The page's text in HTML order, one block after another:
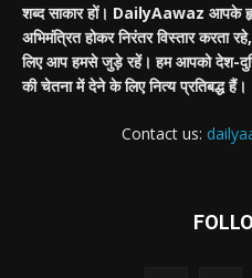
शब्द साकार हों। DailyAawaz आपके
अभिमंत्रित होकर निरंतर विस्तार करता
लिए आप हमसे जुड़े रहें। हम आपको देश-
की चेतना में देने के लिए नित्य प्रतिबद्ध हैं।
Contact us: